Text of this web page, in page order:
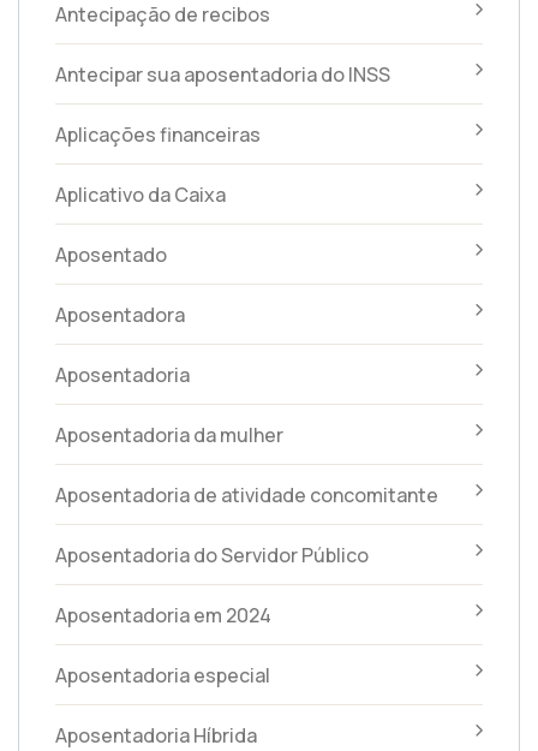
Antecipação de recibos
Antecipar sua aposentadoria do INSS
Aplicações financeiras
Aplicativo da Caixa
Aposentado
Aposentadora
Aposentadoria
Aposentadoria da mulher
Aposentadoria de atividade concomitante
Aposentadoria do Servidor Público
Aposentadoria em 2024
Aposentadoria especial
Aposentadoria Híbrida